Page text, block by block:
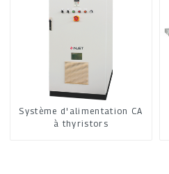
Système d'alimentation CA
à thyristors